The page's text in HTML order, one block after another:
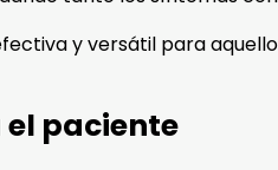
y versátil para
paciente